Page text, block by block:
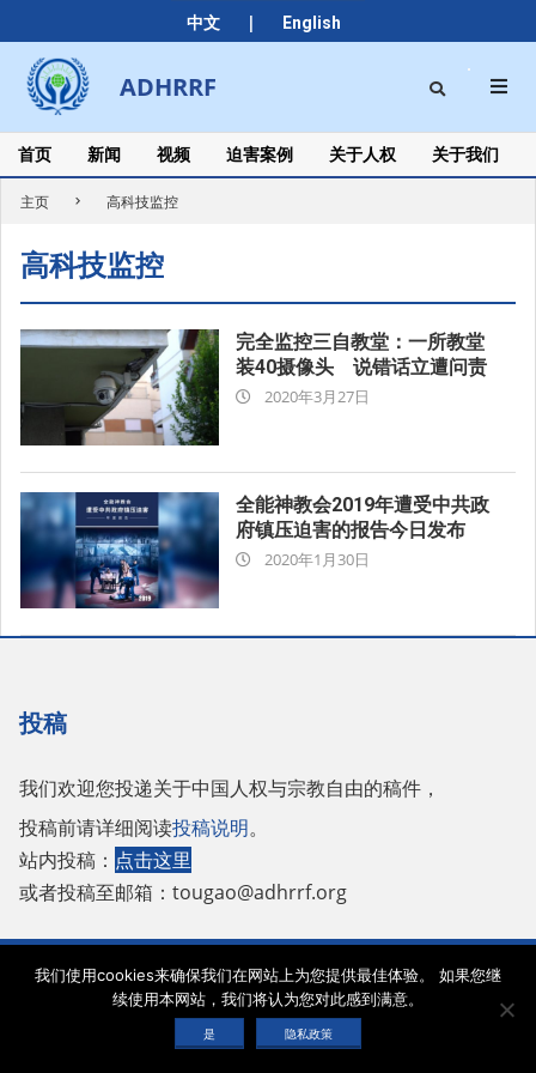
中文 | English
to
content
ADHRRF Search
Secondary
Navigation
Menu
首页 新闻 视频 迫害案例 关于人权 关于我们
主页 高科技监控
高科技监控
完全监控三自教堂：一所教堂
装40摄像头 说错话立遭问责
2020-2020年3月27日
全能神教会2019年遭受中共政
府镇压迫害的报告今日发布
2020-2020年1月30日
投稿
我们欢迎您投递关于中国人权与宗教自由的稿件，
投稿前请详细阅读投稿说明。
站内投稿： 点击这里
或者投稿至邮箱： tougao@adhrrf.org
Copyright © 2026 保护人权与宗教自由协会 | 网站使用条款 | 隐私政策|cookie声
明
我们使用cookies来确保我们在网站上为您提供最佳体验。 如果您继
续使用本网站，我们将认为您对此感到满意。
是 隐私政策